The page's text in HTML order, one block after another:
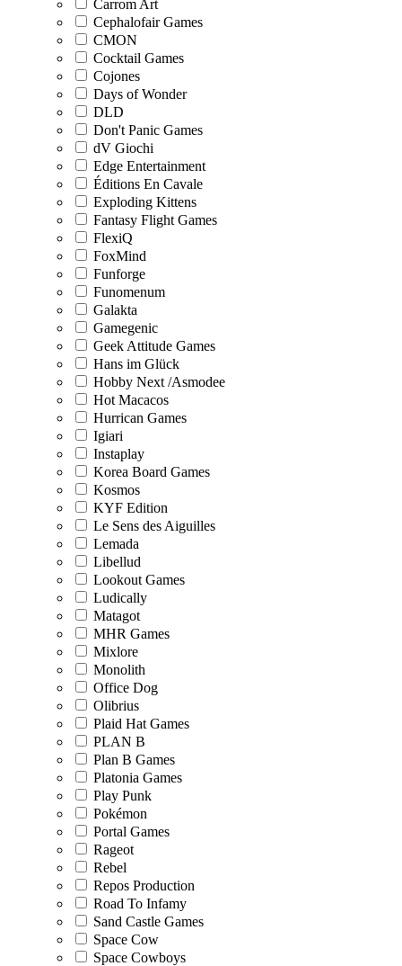
Carrom Art
Cephalofair Games
CMON
Cocktail Games
Cojones
Days of Wonder
DLD
Don't Panic Games
dV Giochi
Edge Entertainment
Éditions En Cavale
Exploding Kittens
Fantasy Flight Games
FlexiQ
FoxMind
Funforge
Funomenum
Galakta
Gamegenic
Geek Attitude Games
Hans im Glück
Hobby Next /Asmodee
Hot Macacos
Hurrican Games
Igiari
Instaplay
Korea Board Games
Kosmos
KYF Edition
Le Sens des Aiguilles
Lemada
Libellud
Lookout Games
Ludically
Matagot
MHR Games
Mixlore
Monolith
Office Dog
Olibrius
Plaid Hat Games
PLAN B
Plan B Games
Platonia Games
Play Punk
Pokémon
Portal Games
Rageot
Rebel
Repos Production
Road To Infamy
Sand Castle Games
Space Cow
Space Cowboys